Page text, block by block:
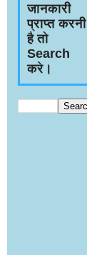
जानकारी
प्राप्त करनी
है तो
Search
करे।